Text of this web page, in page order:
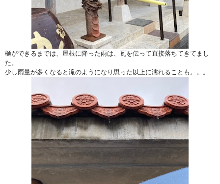
樋ができるまでは、屋根に降った雨は、瓦を伝って直接落ちてきてまし
た。
少し雨量が多くなると滝のようになり思った以上に濡れることも。。。